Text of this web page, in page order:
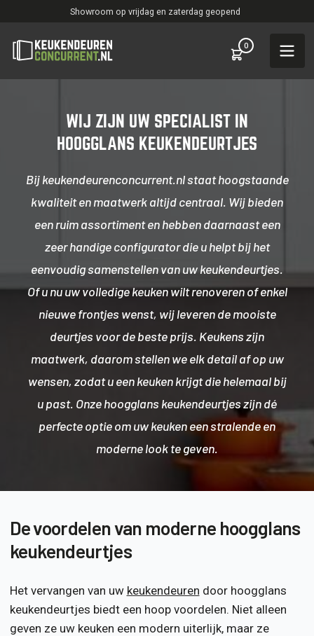
Showroom op vrijdag en zaterdag geopend
0
WIJ ZIJN UW SPECIALIST IN
HOOGGLANS KEUKENDEURTJES
Bij keukendeurenconcurrent.nl staat hoogstaande
kwaliteit en maatwerk altijd centraal. Wij bieden
een ruim assortiment en hebben daarnaast een
zeer handige configurator die u helpt bij het
eenvoudig samenstellen van uw keukendeurtjes.
Of u nu uw volledige keuken wilt renoveren of enkel
nieuwe frontjes wenst, wij leveren de mooiste
deurtjes voor de beste prijs. Keukens zijn
maatwerk, daarom stellen we elk detail af op uw
wensen, zodat u een keuken krijgt die helemaal bij
u past. Onze hoogglans keukendeurtjes zijn dé
perfecte optie om uw keuken een stralende en
moderne look te geven.
De voordelen van moderne hoogglans
keukendeurtjes
Het vervangen van uw keukendeuren door hoogglans
keukendeurtjes biedt een hoop voordelen. Niet alleen
geven ze uw keuken een modern uiterlijk, maar ze